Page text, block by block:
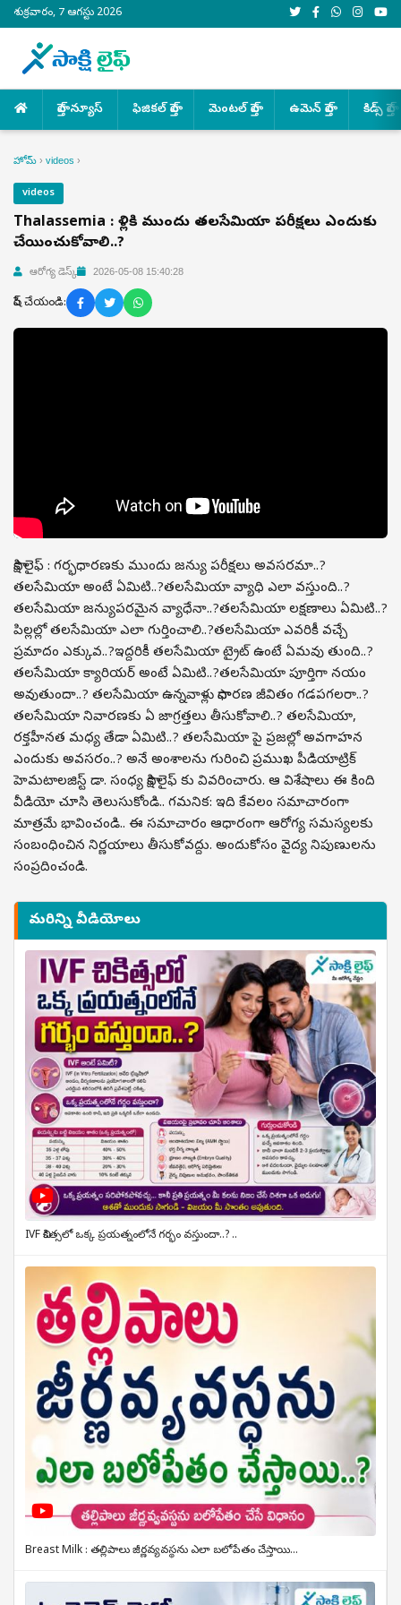
శుక్రవారం, 7 ఆగస్టు 2026
హెల్త్ న్యూస్ ఫిజికల్ హెల్త్ మెంటల్ హెల్త్ ఉమెన్ హెల్త్ కిడ్స్ హెల్త్
హోమ్ › videos ›
videos
Thalassemia : పెళ్లికి ముందు తలసేమియా పరీక్షలు ఎందుకు
చేయించుకోవాలి..?
ఆరోగ్య డెస్క్ 2026-05-08 15:40:28
షేర్ చేయండి:
సాక్షి లైఫ్ : గర్భధారణకు ముందు జన్యు పరీక్షలు అవసరమా..?
తలసేమియా అంటే ఏమిటి..?తలసేమియా వ్యాధి ఎలా వస్తుంది..?
తలసేమియా జన్యుపరమైన వ్యాధేనా..?తలసేమియా లక్షణాలు ఏమిటి..?
పిల్లల్లో తలసేమియా ఎలా గుర్తించాలి..?తలసేమియా ఎవరికీ వచ్చే
ప్రమాదం ఎక్కువ..?ఇద్దరికీ తలసేమియా ట్రైట్ ఉంటే ఏమవు తుంది..?
తలసేమియా క్యారియర్ అంటే ఏమిటి..?తలసేమియా పూర్తిగా నయం
అవుతుందా..? తలసేమియా ఉన్నవాళ్లు సాధారణ జీవితం గడపగలరా..?
తలసేమియా నివారణకు ఏ జాగ్రత్తలు తీసుకోవాలి..? తలసేమియా,
రక్తహీనత మధ్య తేడా ఏమిటి..? తలసేమియా పై ప్రజల్లో అవగాహన
ఎందుకు అవసరం..? అనే అంశాలను గురించి ప్రముఖ పీడియాట్రిక్
హెమటాలజిస్ట్ డా. సంధ్య సాక్షి లైఫ్ కు వివరించారు. ఆ విశేషాలు ఈ కింది
వీడియో చూసి తెలుసుకోండి.. గమనిక: ఇది కేవలం సమాచారంగా
మాత్రమే భావించండి.. ఈ సమాచారం ఆధారంగా ఆరోగ్య సమస్యలకు
సంబంధించిన నిర్ణయాలు తీసుకోవద్దు. అందుకోసం వైద్య నిపుణులను
సంప్రదించండి.
మరిన్ని వీడియోలు
IVF చికిత్సలో ఒక్క ప్రయత్నంలోనే గర్భం వస్తుందా..? ..
Breast Milk : తల్లిపాలు జీర్ణవ్యవస్థను ఎలా బలోపేతం చేస్తాయి...